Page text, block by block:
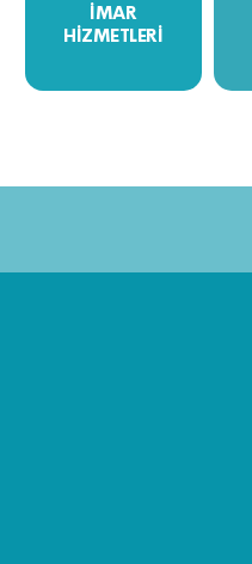
İMAR
HİZMETLERİ